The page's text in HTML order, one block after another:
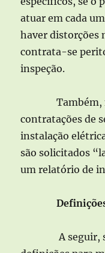
atuar em cada
haver distorções
contrata-se
inspeção.
Também,
contratações de
instalação
são solicitados
um relatório de
A seguir,